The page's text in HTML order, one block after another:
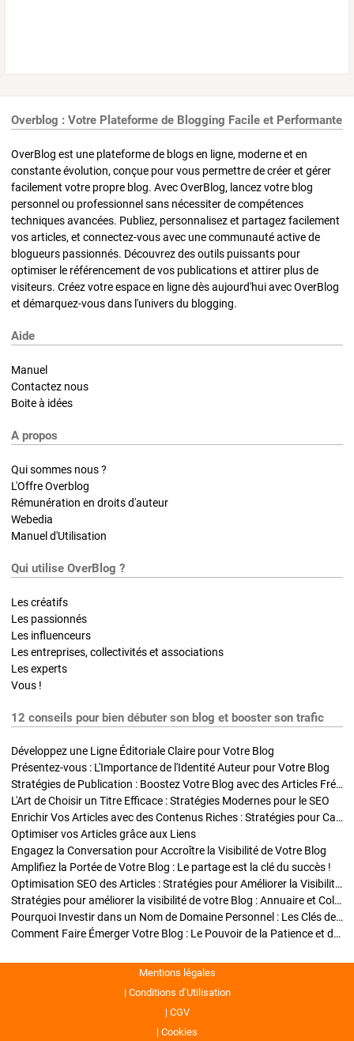
Overblog : Votre Plateforme de Blogging Facile et Performante
OverBlog est une plateforme de blogs en ligne, moderne et en
constante évolution, conçue pour vous permettre de créer et gérer
facilement votre propre blog. Avec OverBlog, lancez votre blog
personnel ou professionnel sans nécessiter de compétences
techniques avancées. Publiez, personnalisez et partagez facilement
vos articles, et connectez-vous avec une communauté active de
blogueurs passionnés. Découvrez des outils puissants pour
optimiser le référencement de vos publications et attirer plus de
visiteurs. Créez votre espace en ligne dès aujourd'hui avec OverBlog
et démarquez-vous dans l'univers du blogging.
Aide
Manuel
Contactez nous
Boite à idées
A propos
Qui sommes nous ?
L'Offre Overblog
Rémunération en droits d'auteur
Webedia
Manuel d'Utilisation
Qui utilise OverBlog ?
Les créatifs
Les passionnés
Les influenceurs
Les entreprises, collectivités et associations
Les experts
Vous !
12 conseils pour bien débuter son blog et booster son trafic
Développez une Ligne Éditoriale Claire pour Votre Blog
Présentez-vous : L'Importance de l'Identité Auteur pour Votre Blog
Stratégies de Publication : Boostez Votre Blog avec des Articles Fréquents et Exclusifs
L'Art de Choisir un Titre Efficace : Stratégies Modernes pour le SEO
Enrichir Vos Articles avec des Contenus Riches : Stratégies pour Captiver et Optimiser
Optimiser vos Articles grâce aux Liens
Engagez la Conversation pour Accroître la Visibilité de Votre Blog
Amplifiez la Portée de Votre Blog : Le partage est la clé du succès !
Optimisation SEO des Articles : Stratégies pour Améliorer la Visibilité de Votre Blog
Stratégies pour améliorer la visibilité de votre Blog : Annuaire et Collaborations
Pourquoi Investir dans un Nom de Domaine Personnel : Les Clés de la Réussite de Votre Blog
Comment Faire Émerger Votre Blog : Le Pouvoir de la Patience et de la Persévérance
Mentions légales
Conditions d’Utilisation
CGV
Cookies